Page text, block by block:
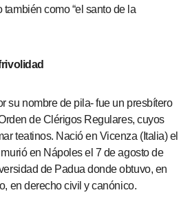
como “el santo de la
su nombre de pila- fue un presbítero
de Clérigos Regulares, cuyos
teatinos. Nació en Vicenza (Italia) el
en Nápoles el 7 de agosto de
de Padua donde obtuvo, en
en derecho civil y canónico.